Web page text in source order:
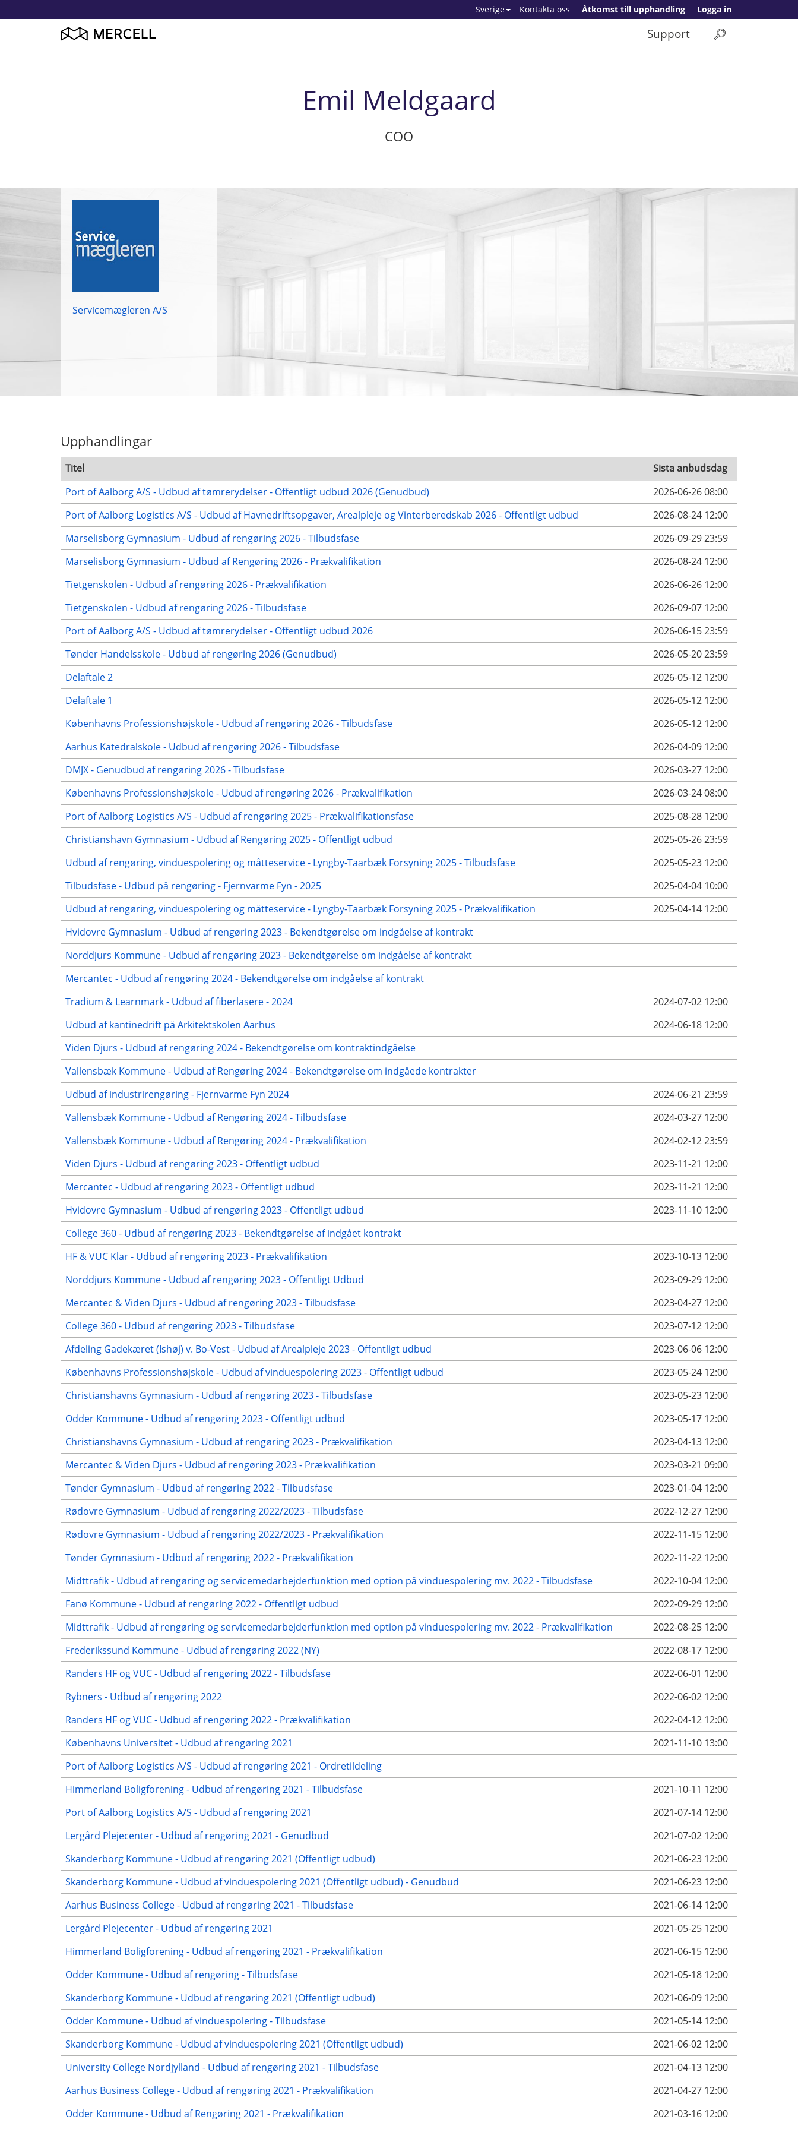
Logga in
Åtkomst till upphandling
Kontakta oss
Sverige
Support
Emil Meldgaard
COO
Servicemægleren A/S
Upphandlingar
Titel
Sista anbudsdag
Port of Aalborg A/S - Udbud af tømrerydelser - Offentligt udbud 2026 (Genudbud)
2026-06-26 08:00
Port of Aalborg Logistics A/S - Udbud af Havnedriftsopgaver, Arealpleje og Vinterberedskab 2026 - Offentligt udbud
2026-08-24 12:00
Marselisborg Gymnasium - Udbud af rengøring 2026 - Tilbudsfase
2026-09-29 23:59
Marselisborg Gymnasium - Udbud af Rengøring 2026 - Prækvalifikation
2026-08-24 12:00
Tietgenskolen - Udbud af rengøring 2026 - Prækvalifikation
2026-06-26 12:00
Tietgenskolen - Udbud af rengøring 2026 - Tilbudsfase
2026-09-07 12:00
Port of Aalborg A/S - Udbud af tømrerydelser - Offentligt udbud 2026
2026-06-15 23:59
Tønder Handelsskole - Udbud af rengøring 2026 (Genudbud)
2026-05-20 23:59
Delaftale 2
2026-05-12 12:00
Delaftale 1
2026-05-12 12:00
Københavns Professionshøjskole - Udbud af rengøring 2026 - Tilbudsfase
2026-05-12 12:00
Aarhus Katedralskole - Udbud af rengøring 2026 - Tilbudsfase
2026-04-09 12:00
DMJX - Genudbud af rengøring 2026 - Tilbudsfase
2026-03-27 12:00
Københavns Professionshøjskole - Udbud af rengøring 2026 - Prækvalifikation
2026-03-24 08:00
Port of Aalborg Logistics A/S - Udbud af rengøring 2025 - Prækvalifikationsfase
2025-08-28 12:00
Christianshavn Gymnasium - Udbud af Rengøring 2025 - Offentligt udbud
2025-05-26 23:59
Udbud af rengøring, vinduespolering og måtteservice - Lyngby-Taarbæk Forsyning 2025 - Tilbudsfase
2025-05-23 12:00
Tilbudsfase - Udbud på rengøring - Fjernvarme Fyn - 2025
2025-04-04 10:00
Udbud af rengøring, vinduespolering og måtteservice - Lyngby-Taarbæk Forsyning 2025 - Prækvalifikation
2025-04-14 12:00
Hvidovre Gymnasium - Udbud af rengøring 2023 - Bekendtgørelse om indgåelse af kontrakt
Norddjurs Kommune - Udbud af rengøring 2023 - Bekendtgørelse om indgåelse af kontrakt
Mercantec - Udbud af rengøring 2024 - Bekendtgørelse om indgåelse af kontrakt
Tradium & Learnmark - Udbud af fiberlasere - 2024
2024-07-02 12:00
Udbud af kantinedrift på Arkitektskolen Aarhus
2024-06-18 12:00
Viden Djurs - Udbud af rengøring 2024 - Bekendtgørelse om kontraktindgåelse
Vallensbæk Kommune - Udbud af Rengøring 2024 - Bekendtgørelse om indgåede kontrakter
Udbud af industrirengøring - Fjernvarme Fyn 2024
2024-06-21 23:59
Vallensbæk Kommune - Udbud af Rengøring 2024 - Tilbudsfase
2024-03-27 12:00
Vallensbæk Kommune - Udbud af Rengøring 2024 - Prækvalifikation
2024-02-12 23:59
Viden Djurs - Udbud af rengøring 2023 - Offentligt udbud
2023-11-21 12:00
Mercantec - Udbud af rengøring 2023 - Offentligt udbud
2023-11-21 12:00
Hvidovre Gymnasium - Udbud af rengøring 2023 - Offentligt udbud
2023-11-10 12:00
College 360 - Udbud af rengøring 2023 - Bekendtgørelse af indgået kontrakt
HF & VUC Klar - Udbud af rengøring 2023 - Prækvalifikation
2023-10-13 12:00
Norddjurs Kommune - Udbud af rengøring 2023 - Offentligt Udbud
2023-09-29 12:00
Mercantec & Viden Djurs - Udbud af rengøring 2023 - Tilbudsfase
2023-04-27 12:00
College 360 - Udbud af rengøring 2023 - Tilbudsfase
2023-07-12 12:00
Afdeling Gadekæret (Ishøj) v. Bo-Vest - Udbud af Arealpleje 2023 - Offentligt udbud
2023-06-06 12:00
Københavns Professionshøjskole - Udbud af vinduespolering 2023 - Offentligt udbud
2023-05-24 12:00
Christianshavns Gymnasium - Udbud af rengøring 2023 - Tilbudsfase
2023-05-23 12:00
Odder Kommune - Udbud af rengøring 2023 - Offentligt udbud
2023-05-17 12:00
Christianshavns Gymnasium - Udbud af rengøring 2023 - Prækvalifikation
2023-04-13 12:00
Mercantec & Viden Djurs - Udbud af rengøring 2023 - Prækvalifikation
2023-03-21 09:00
Tønder Gymnasium - Udbud af rengøring 2022 - Tilbudsfase
2023-01-04 12:00
Rødovre Gymnasium - Udbud af rengøring 2022/2023 - Tilbudsfase
2022-12-27 12:00
Rødovre Gymnasium - Udbud af rengøring 2022/2023 - Prækvalifikation
2022-11-15 12:00
Tønder Gymnasium - Udbud af rengøring 2022 - Prækvalifikation
2022-11-22 12:00
Midttrafik - Udbud af rengøring og servicemedarbejderfunktion med option på vinduespolering mv. 2022 - Tilbudsfase
2022-10-04 12:00
Fanø Kommune - Udbud af rengøring 2022 - Offentligt udbud
2022-09-29 12:00
Midttrafik - Udbud af rengøring og servicemedarbejderfunktion med option på vinduespolering mv. 2022 - Prækvalifikation
2022-08-25 12:00
Frederikssund Kommune - Udbud af rengøring 2022 (NY)
2022-08-17 12:00
Randers HF og VUC - Udbud af rengøring 2022 - Tilbudsfase
2022-06-01 12:00
Rybners - Udbud af rengøring 2022
2022-06-02 12:00
Randers HF og VUC - Udbud af rengøring 2022 - Prækvalifikation
2022-04-12 12:00
Københavns Universitet - Udbud af rengøring 2021
2021-11-10 13:00
Port of Aalborg Logistics A/S - Udbud af rengøring 2021 - Ordretildeling
Himmerland Boligforening - Udbud af rengøring 2021 - Tilbudsfase
2021-10-11 12:00
Port of Aalborg Logistics A/S - Udbud af rengøring 2021
2021-07-14 12:00
Lergård Plejecenter - Udbud af rengøring 2021 - Genudbud
2021-07-02 12:00
Skanderborg Kommune - Udbud af rengøring 2021 (Offentligt udbud)
2021-06-23 12:00
Skanderborg Kommune - Udbud af vinduespolering 2021 (Offentligt udbud) - Genudbud
2021-06-23 12:00
Aarhus Business College - Udbud af rengøring 2021 - Tilbudsfase
2021-06-14 12:00
Lergård Plejecenter - Udbud af rengøring 2021
2021-05-25 12:00
Himmerland Boligforening - Udbud af rengøring 2021 - Prækvalifikation
2021-06-15 12:00
Odder Kommune - Udbud af rengøring - Tilbudsfase
2021-05-18 12:00
Skanderborg Kommune - Udbud af rengøring 2021 (Offentligt udbud)
2021-06-09 12:00
Odder Kommune - Udbud af vinduespolering - Tilbudsfase
2021-05-14 12:00
Skanderborg Kommune - Udbud af vinduespolering 2021 (Offentligt udbud)
2021-06-02 12:00
University College Nordjylland - Udbud af rengøring 2021 - Tilbudsfase
2021-04-13 12:00
Aarhus Business College - Udbud af rengøring 2021 - Prækvalifikation
2021-04-27 12:00
Odder Kommune - Udbud af Rengøring 2021 - Prækvalifikation
2021-03-16 12:00